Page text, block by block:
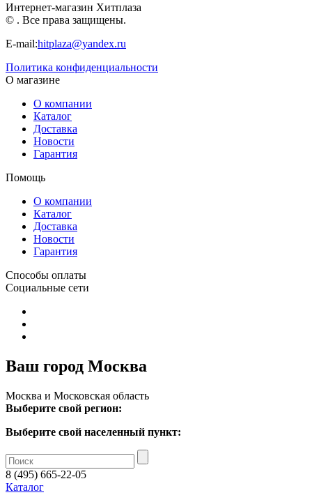
Интернет-магазин Хитплаза
© . Все права защищены.
E-mail:hitplaza@yandex.ru
Политика конфиденциальности
О магазине
О компании
Каталог
Доставка
Новости
Гарантия
Помощь
О компании
Каталог
Доставка
Новости
Гарантия
Способы оплаты
Социальные сети
Ваш город Москва
Москва и Московская область
Выберите свой регион:
Выберите свой населенный пункт:
8 (495) 665-22-05
Каталог